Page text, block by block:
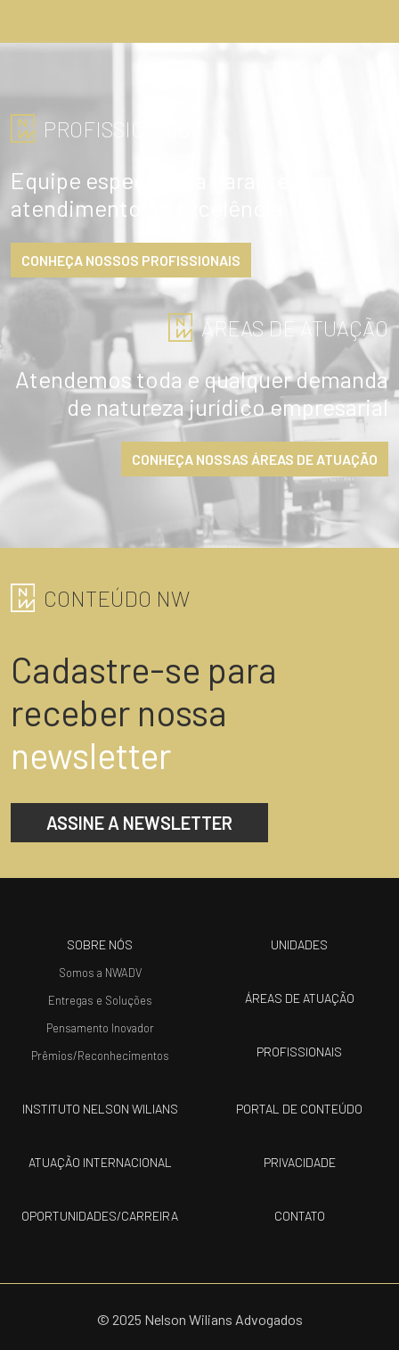
PROFISSIONAIS
Equipe especialista garante
atendimento de excelência
CONHEÇA NOSSOS PROFISSIONAIS
ÁREAS DE ATUAÇÃO
Atendemos toda e qualquer demanda
de natureza jurídico empresarial
CONHEÇA NOSSAS ÁREAS DE ATUAÇÃO
CONTEÚDO NW
Cadastre-se para
receber nossa
newsletter
ASSINE A NEWSLETTER
SOBRE NÓS
Somos a NWADV
Entregas e Soluções
Pensamento Inovador
Prêmios/Reconhecimentos
UNIDADES
ÁREAS DE ATUAÇÃO
PROFISSIONAIS
INSTITUTO NELSON WILIANS
ATUAÇÃO INTERNACIONAL
OPORTUNIDADES/CARREIRA
PORTAL DE CONTEÚDO
PRIVACIDADE
CONTATO
© 2025 Nelson Wilians Advogados